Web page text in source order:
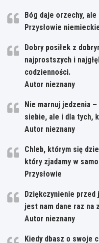
Bóg daje orzechy,
Przysłowie
Dobry posiłek z
najprostszych i
codzienności.
Autor nieznany
Nie marnuj jedzenia
siebie, ale i dla tych,
Autor nieznany
Chleb, którym się
który zjadamy w
Przysłowie
Dziękczynienie przed
jest nam dane raz na
Autor nieznany
Kiedy dbasz o swoje